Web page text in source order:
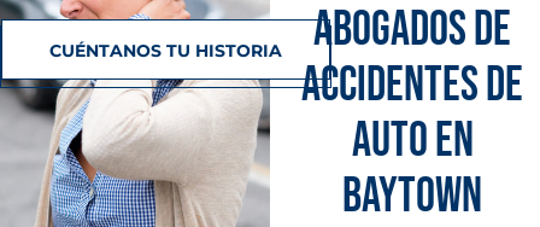
CUÉNTANOS TU HISTORIA
ABOGADOS DE
ACCIDENTES DE
AUTO EN
BAYTOWN